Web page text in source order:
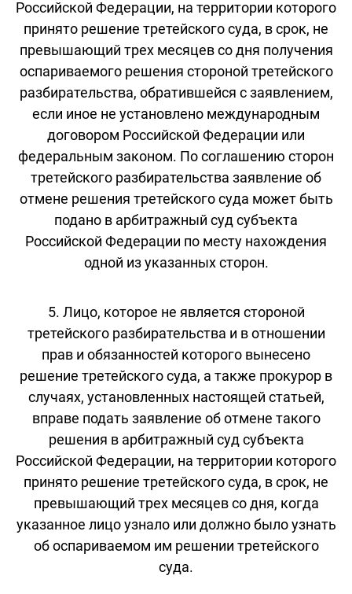
Российской Федерации, на территории которого
принято решение третейского суда, в срок, не
превышающий трех месяцев со дня получения
оспариваемого решения стороной третейского
разбирательства, обратившейся с заявлением,
если иное не установлено международным
договором Российской Федерации или
федеральным законом. По соглашению сторон
третейского разбирательства заявление об
отмене решения третейского суда может быть
подано в арбитражный суд субъекта
Российской Федерации по месту нахождения
одной из указанных сторон.
5. Лицо, которое не является стороной
третейского разбирательства и в отношении
прав и обязанностей которого вынесено
решение третейского суда, а также прокурор в
случаях, установленных настоящей статьей,
вправе подать заявление об отмене такого
решения в арбитражный суд субъекта
Российской Федерации, на территории которого
принято решение третейского суда, в срок, не
превышающий трех месяцев со дня, когда
указанное лицо узнало или должно было узнать
об оспариваемом им решении третейского
суда.